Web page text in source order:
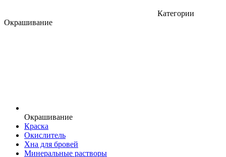
Категории
Окрашивание
Окрашивание
Краска
Окислитель
Хна для бровей
Минеральные растворы